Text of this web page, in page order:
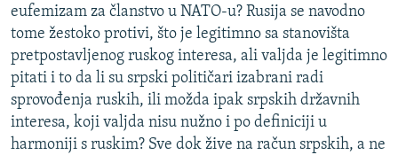
eufemizam za članstvo u NATO-u? Rusija se navodno
tome žestoko protivi, što je legitimno sa stanovišta
pretpostavljenog ruskog interesa, ali valjda je legitimno
pitati i to da li su srpski političari izabrani radi
sprovođenja ruskih, ili možda ipak srpskih državnih
interesa, koji valjda nisu nužno i po definiciji u
harmoniji s ruskim? Sve dok žive na račun srpskih, a ne